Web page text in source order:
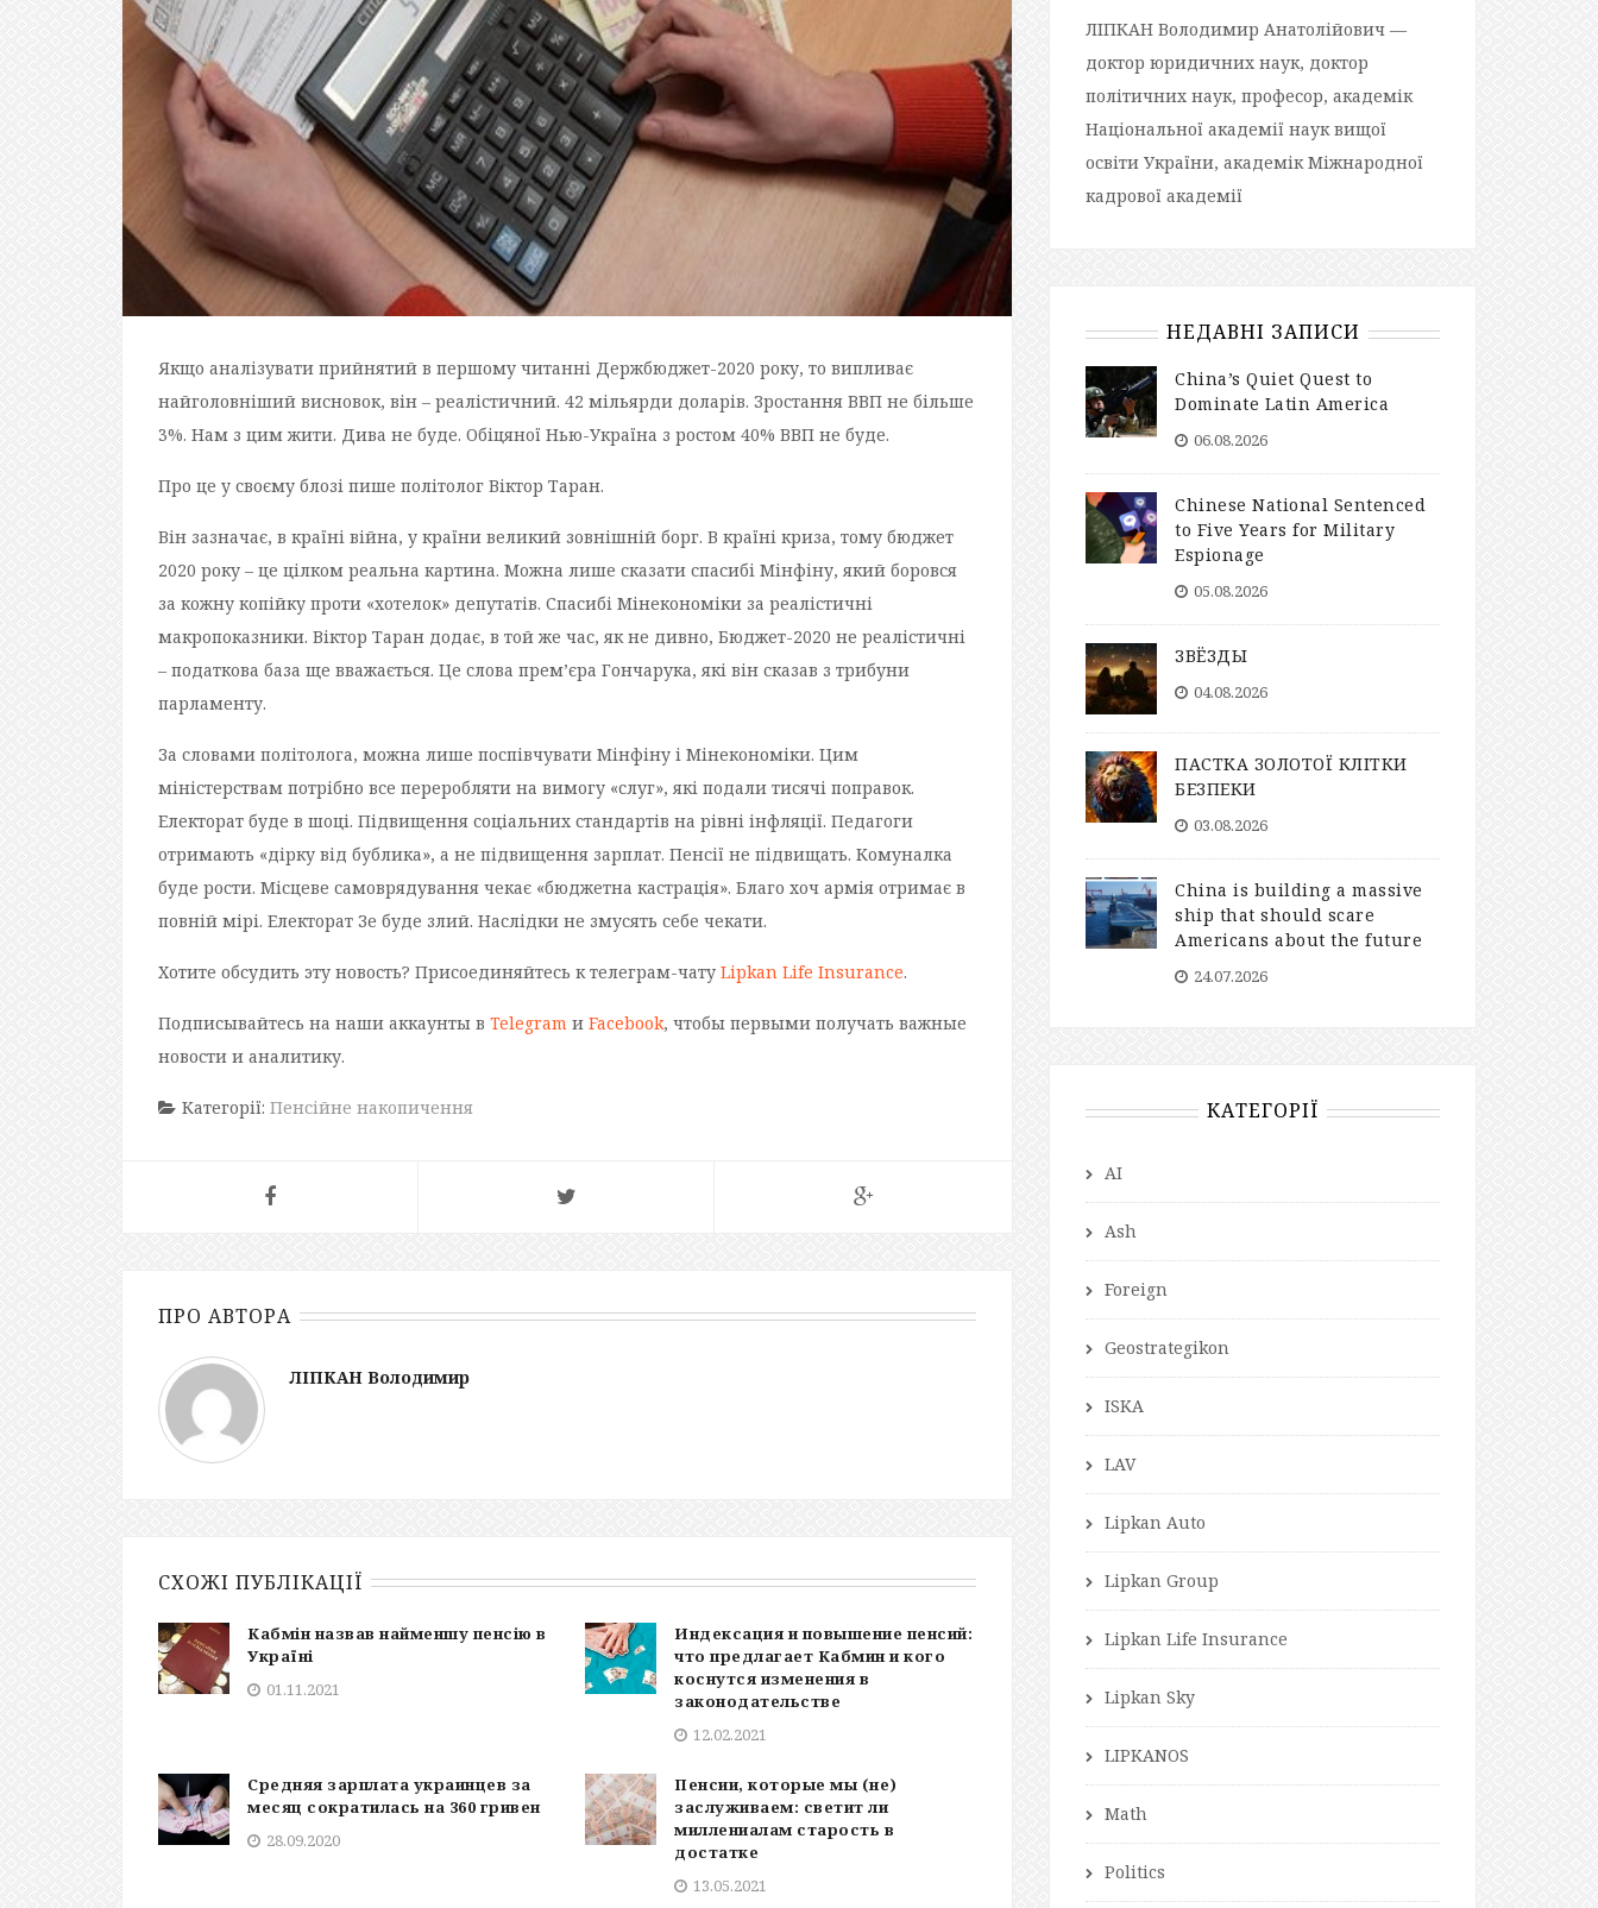
Якщо аналізувати прийнятий в першому читанні Держбюджет-2020 року, то випливає
найголовніший висновок, він – реалістичний. 42 мільярди доларів. Зростання ВВП не більше
3%. Нам з цим жити. Дива не буде. Обіцяної Нью-Україна з ростом 40% ВВП не буде.
Про це у своєму блозі пише політолог Віктор Таран.
Він зазначає, в країні війна, у країни великий зовнішній борг. В країні криза, тому бюджет
2020 року – це цілком реальна картина. Можна лише сказати спасибі Мінфіну, який боровся
за кожну копійку проти «хотелок» депутатів. Спасибі Мінекономіки за реалістичні
макропоказники. Віктор Таран додає, в той же час, як не дивно, Бюджет-2020 не реалістичні
– податкова база ще вважається. Це слова прем’єра Гончарука, які він сказав з трибуни
парламенту.
За словами політолога, можна лише поспівчувати Мінфіну і Мінекономіки. Цим
міністерствам потрібно все переробляти на вимогу «слуг», які подали тисячі поправок.
Електорат буде в шоці. Підвищення соціальних стандартів на рівні інфляції. Педагоги
отримають «дірку від бублика», а не підвищення зарплат. Пенсії не підвищать. Комуналка
буде рости. Місцеве самоврядування чекає «бюджетна кастрація». Благо хоч армія отримає в
повній мірі. Електорат Зе буде злий. Наслідки не змусять себе чекати.
Хотите обсудить эту новость? Присоединяйтесь к телеграм-чату Lipkan Life Insurance.
Подписывайтесь на наши аккаунты в Telegram и Facebook, чтобы первыми получать важные
новости и аналитику.
Категорії: Пенсійне накопичення
ПРО АВТОРА
ЛІПКАН Володимир
СХОЖІ ПУБЛІКАЦІЇ
Кабмін назвав найменшу пенсію в
Україні
01.11.2021
Индексация и повышение пенсий:
что предлагает Кабмин и кого
коснутся изменения в
законодательстве
12.02.2021
Средняя зарплата украинцев за
месяц сократилась на 360 гривен
28.09.2020
Пенсии, которые мы (не)
заслуживаем: светит ли
миллениалам старость в
достатке
13.05.2021
ЛІПКАН Володимир Анатолійович —
доктор юридичних наук, доктор
політичних наук, професор, академік
Національної академії наук вищої
освіти України, академік Міжнародної
кадрової академії
НЕДАВНІ ЗАПИСИ
China’s Quiet Quest to
Dominate Latin America
06.08.2026
Chinese National Sentenced
to Five Years for Military
Espionage
05.08.2026
ЗВЁЗДЫ
04.08.2026
ПАСТКА ЗОЛОТОЇ КЛІТКИ
БЕЗПЕКИ
03.08.2026
China is building a massive
ship that should scare
Americans about the future
24.07.2026
КАТЕГОРІЇ
AI
Ash
Foreign
Geostrategikon
ISKA
LAV
Lipkan Auto
Lipkan Group
Lipkan Life Insurance
Lipkan Sky
LIPKANOS
Math
Politics